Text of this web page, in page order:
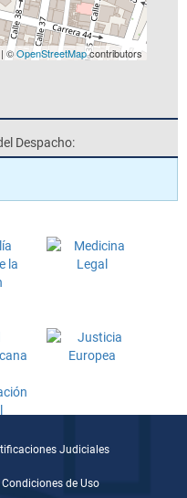
©OpenStreetMapcontributors
Despacho:
Judiciales
de Uso